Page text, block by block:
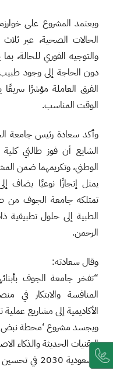
الحالات الصحية، عبر
والتوجيه الفوري للحالة،
دون الحاجة إلى وجود
الفرق العاملة مؤشرًا
الوقت المناسب.
وأكد سعادة رئيس جامعة
الشايع أن فوز طالبَي كلية
الوطني، وتكريمهما ضمن
يمثل إنجازًا نوعيًا يضاف
تمتلكه جامعة الجوف من
الطبية إلى حلول
الرحمن.
وقال سعادته:
“تفخر جامعة الجوف
المنافسة والابتكار في
الأكاديمية إلى مشاريع
ويجسد مشروع ‘محطة نبض’
التقنيات الحديثة والذكاء
السعودية